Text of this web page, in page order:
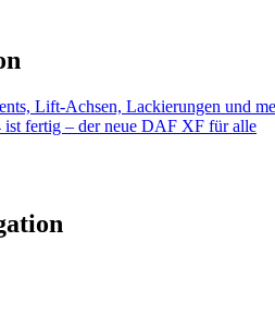
Lift-Achsen, Lackierungen und
ist fertig – der neue DAF XF für alle